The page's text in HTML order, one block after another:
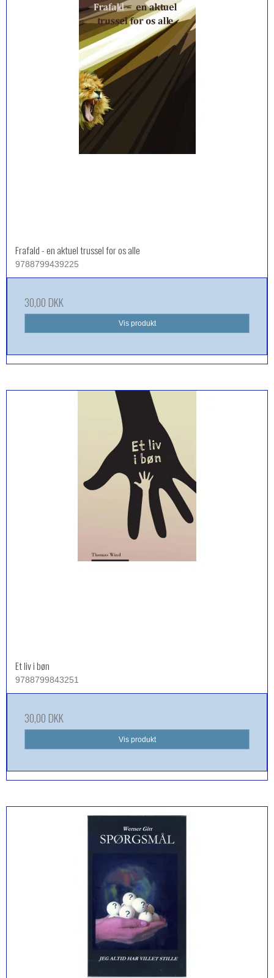
Frafald - en aktuel trussel for os alle
9788799439225
30,00 DKK
Vis produkt
Et liv i bøn
9788799843251
30,00 DKK
Vis produkt